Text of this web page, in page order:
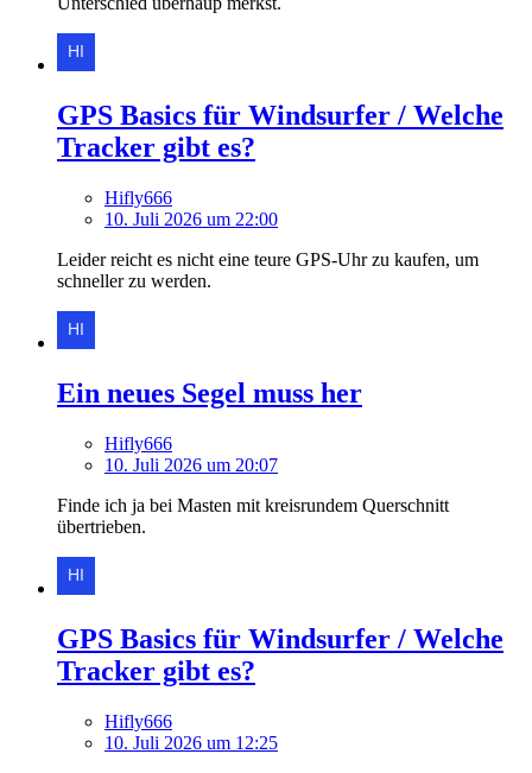
GPS Basics für Windsurfer / Welche
Tracker gibt es?
Hifly666
10. Juli 2026 um 22:00
Leider reicht es nicht eine teure GPS-Uhr zu kaufen, um
schneller zu werden.
Ein neues Segel muss her
Hifly666
10. Juli 2026 um 20:07
Finde ich ja bei Masten mit kreisrundem Querschnitt
übertrieben.
GPS Basics für Windsurfer / Welche
Tracker gibt es?
Hifly666
10. Juli 2026 um 12:25